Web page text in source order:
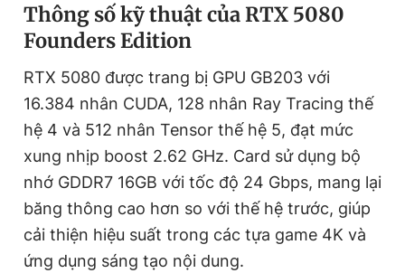
Thông số kỹ thuật của RTX 5080
Founders Edition
RTX 5080 được trang bị GPU GB203 với
16.384 nhân CUDA, 128 nhân Ray Tracing thế
hệ 4 và 512 nhân Tensor thế hệ 5, đạt mức
xung nhịp boost 2.62 GHz. Card sử dụng bộ
nhớ GDDR7 16GB với tốc độ 24 Gbps, mang lại
băng thông cao hơn so với thế hệ trước, giúp
cải thiện hiệu suất trong các tựa game 4K và
ứng dụng sáng tạo nội dung.